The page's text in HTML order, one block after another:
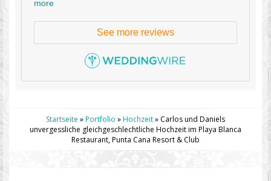
more
See more reviews
Startseite »Portfolio »Hochzeit» Carlos und Daniels
unvergessliche gleichgeschlechtliche Hochzeit im Playa Blanca
Restaurant, Punta Cana Resort & Club